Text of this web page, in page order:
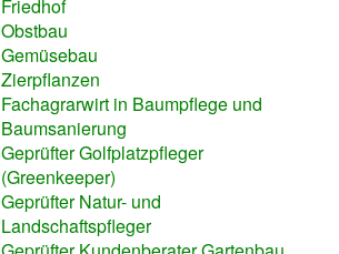
Friedhof
Obstbau
Gemüsebau
Zierpflanzen
Fachagrarwirt in Baumpflege und
Baumsanierung
Geprüfter Golfplatzpfleger
(Greenkeeper)
Geprüfter Natur- und
Landschaftspfleger